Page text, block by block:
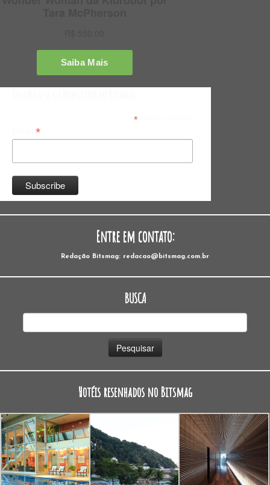
*indicates required
*
Entre em contato:
Redação Bitsmag: redacao@bitsmag.com.br
BUSCA
Hotéis resenhados no Bitsmag